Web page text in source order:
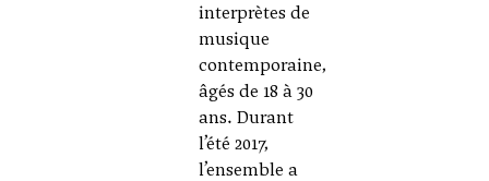
interprètes de
musique
contemporaine,
âgés de 18 à 30
ans. Durant
l’été 2017,
l’ensemble a